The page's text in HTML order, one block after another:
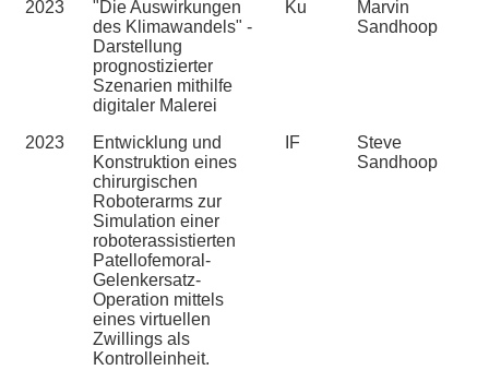
2023
"Die Auswirkungen
des Klimawandels" -
Darstellung
prognostizierter
Szenarien mithilfe
digitaler Malerei
Ku
Marvin
Sandhoop
2023
Entwicklung und
Konstruktion eines
chirurgischen
Roboterarms zur
Simulation einer
roboterassistierten
Patellofemoral-
Gelenkersatz-
Operation mittels
eines virtuellen
Zwillings als
Kontrolleinheit.
IF
Steve
Sandhoop